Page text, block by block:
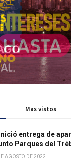
Mas vistos
entrega de
Parques del
AGOSTO DE 2022